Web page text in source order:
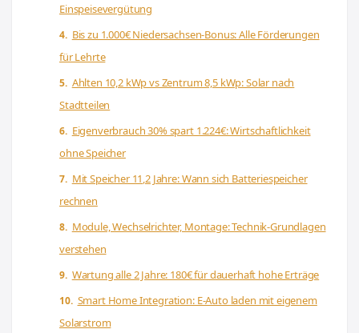
Einspeisevergütung
Bis zu 1.000€ Niedersachsen-Bonus: Alle Förderungen
für Lehrte
Ahlten 10,2 kWp vs Zentrum 8,5 kWp: Solar nach
Stadtteilen
Eigenverbrauch 30% spart 1.224€: Wirtschaftlichkeit
ohne Speicher
Mit Speicher 11,2 Jahre: Wann sich Batteriespeicher
rechnen
Module, Wechselrichter, Montage: Technik-Grundlagen
verstehen
Wartung alle 2 Jahre: 180€ für dauerhaft hohe Erträge
Smart Home Integration: E-Auto laden mit eigenem
Solarstrom